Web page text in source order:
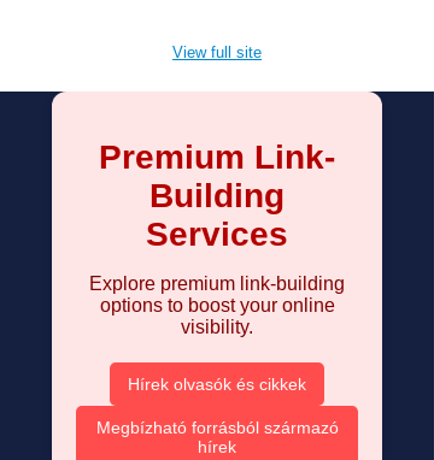
View full site
Premium Link-
Building
Services
Explore premium link-building
options to boost your online
visibility.
Hírek olvasók és cikkek
Megbízható forrásból származó
hírek